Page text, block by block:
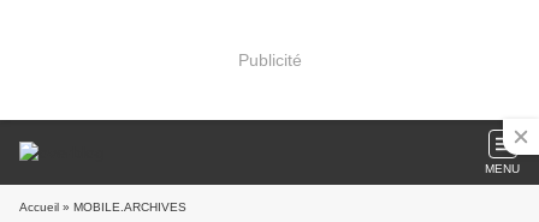
Publicité
MENU
Accueil » MOBILE.ARCHIVES